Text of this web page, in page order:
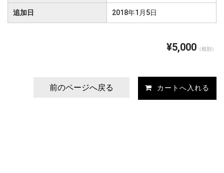
追加日 2018年1月5日
¥5,000 （税別）
前のページへ戻る